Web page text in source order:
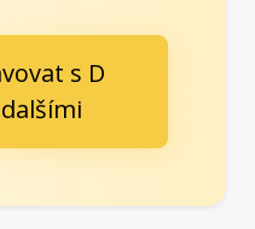
s D